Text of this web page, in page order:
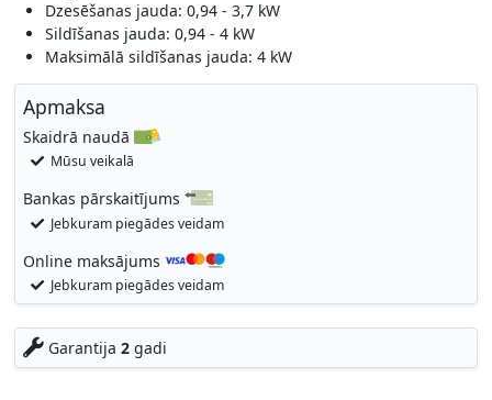
Dzesēšanas jauda: 0,94 - 3,7 kW
Sildīšanas jauda: 0,94 - 4 kW
Maksimālā sildīšanas jauda: 4 kW
Apmaksa
Skaidrā naudā
Mūsu veikalā
Bankas pārskaitījums
Jebkuram piegādes veidam
Online maksājums
Jebkuram piegādes veidam
Garantija 2gadi